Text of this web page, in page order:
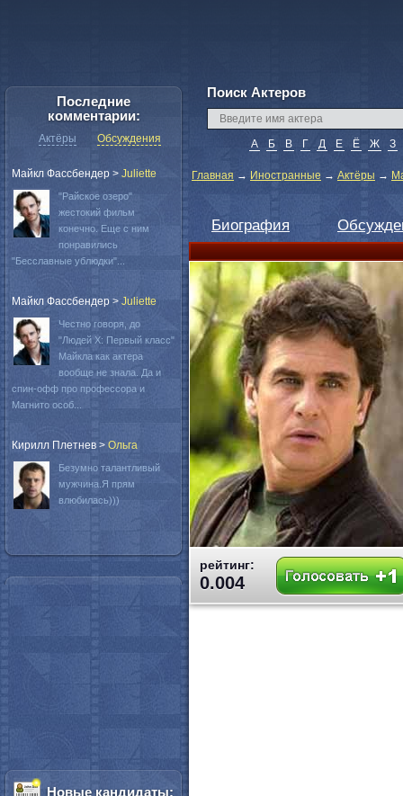
Поиск Актеров
А Б В Г Д Е Ё Ж З
Главная → Иностранные → Актёры →
Биография
рейтинг:
0.004
Последние
комментарии:
Актёры Обсуждения
Майкл Фассбендер > Juliette
"Райское озеро"
жестокий фильм
конечно. Еще с ним
понравились
"Бесславные ублюдки"...
Майкл Фассбендер > Juliette
Честно говоря, до
"Людей Х: Первый класс"
Майкла как актера
вообще не знала. Да и
спин-офф про профессора и
Магнито особ...
Кирилл Плетнев > Oльга
Безумно талантливый
мужчина.Я прям
влюбилась)))
Новые кандидаты: